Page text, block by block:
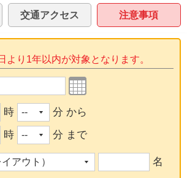
交通アクセス 注意事項
より1年以内が対象となります。
時
分 から
時
分 まで
名